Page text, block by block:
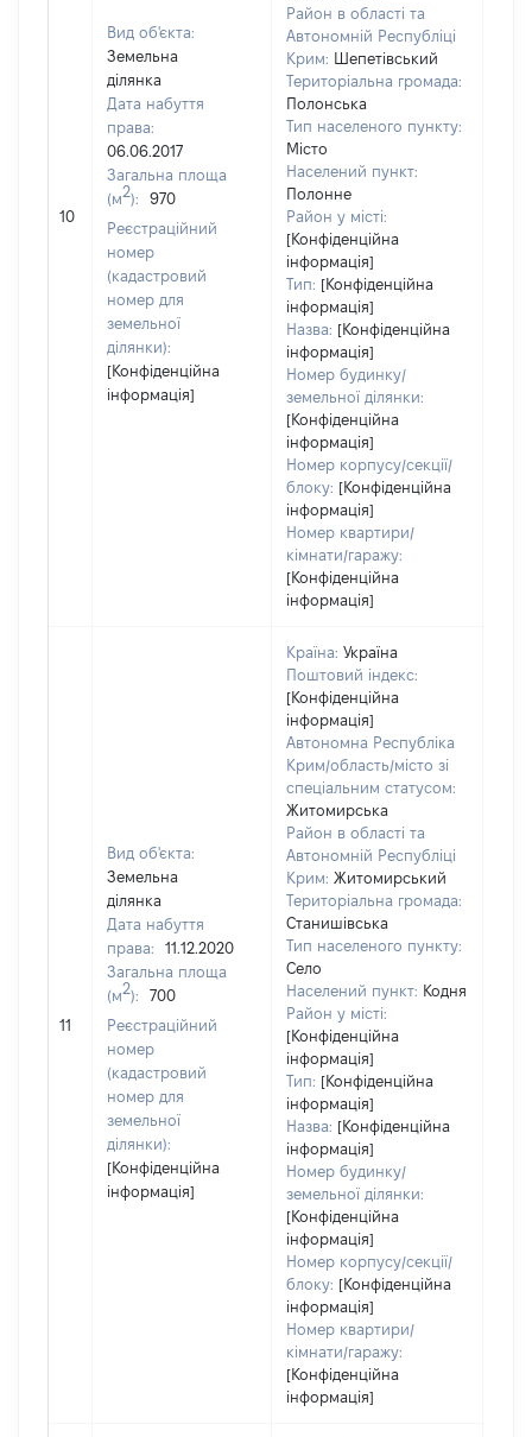
10
Вид об'єкта:
Земельна
ділянка
Дата набуття
права:
06.06.2017
Загальна площа
(м2):
970
Реєстраційний
номер
(кадастровий
номер для
земельної
ділянки):
[Конфіденційна
інформація]
Район в області та
Автономній Республіці
Крим:
Шепетівський
Територіальна громада:
Полонська
Тип населеного пункту:
Місто
Населений пункт:
Полонне
Район у місті:
[Конфіденційна
інформація]
Тип: [Конфіденційна
інформація]
Назва: [Конфіденційна
інформація]
Номер будинку/
земельної ділянки:
[Конфіденційна
інформація]
Номер корпусу/секції/
блоку: [Конфіденційна
інформація]
Номер квартири/
кімнати/гаражу:
[Конфіденційна
інформація]
11
Вид об'єкта:
Земельна
ділянка
Дата набуття
права:
11.12.2020
Загальна площа
(м2):
700
Реєстраційний
номер
(кадастровий
номер для
земельної
ділянки):
[Конфіденційна
інформація]
Країна: Україна
Поштовий індекс:
[Конфіденційна
інформація]
Автономна Республіка
Крим/область/місто зі
спеціальним статусом:
Житомирська
Район в області та
Автономній Республіці
Крим: Житомирський
Територіальна громада:
Станишівська
Тип населеного пункту:
Село
Населений пункт: Кодня
Район у місті:
[Конфіденційна
інформація]
Тип: [Конфіденційна
інформація]
Назва: [Конфіденційна
інформація]
Номер будинку/
земельної ділянки:
[Конфіденційна
інформація]
Номер корпусу/секції/
блоку: [Конфіденційна
інформація]
Номер квартири/
кімнати/гаражу:
[Конфіденційна
інформація]